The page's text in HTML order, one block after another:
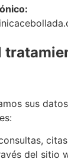
sus
del sitio